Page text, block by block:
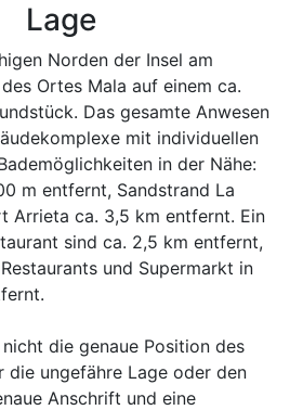
Lage
Norden der Insel am
Ortes Mala auf einem ca.
Das gesamte Anwesen
mit individuellen
in der Nähe:
m entfernt, Sandstrand La
Arrieta ca. 3,5 km entfernt. Ein
sind ca. 2,5 km entfernt,
und Supermarkt in
die genaue Position des
die ungefähre Lage oder den
Anschrift und eine